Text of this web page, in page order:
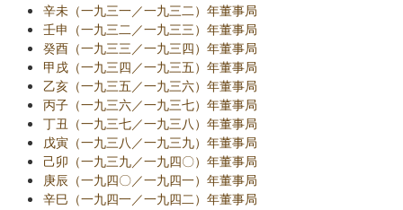
辛未（一九三一／一九三二）年董事局
壬申（一九三二／一九三三）年董事局
癸酉（一九三三／一九三四）年董事局
甲戌（一九三四／一九三五）年董事局
乙亥（一九三五／一九三六）年董事局
丙子（一九三六／一九三七）年董事局
丁丑（一九三七／一九三八）年董事局
戊寅（一九三八／一九三九）年董事局
己卯（一九三九／一九四〇）年董事局
庚辰（一九四〇／一九四一）年董事局
辛巳（一九四一／一九四二）年董事局